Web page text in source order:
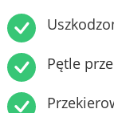
Pętle